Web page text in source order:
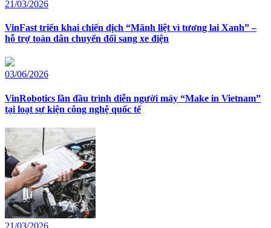
21/03/2026
VinFast triển khai chiến dịch “Mãnh liệt vì tương lai Xanh” –
hỗ trợ toàn dân chuyển đổi sang xe điện
03/06/2026
VinRobotics lần đầu trình diễn người máy “Make in Vietnam”
tại loạt sự kiện công nghệ quốc tế
21/03/2026